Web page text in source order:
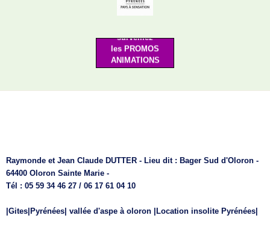
Merci de votre visite
les PROMOS
ANIMATIONS
au plaisir de
Raymonde et Jean Claude DUTTER - Lieu dit : Bager Sud d'Oloron -
64400 Oloron Sainte Marie -
Tél : 05 59 34 46 27 / 06 17 61 04 10
|Gites|Pyrénées| vallée d'aspe à oloron |Location insolite Pyrénées|